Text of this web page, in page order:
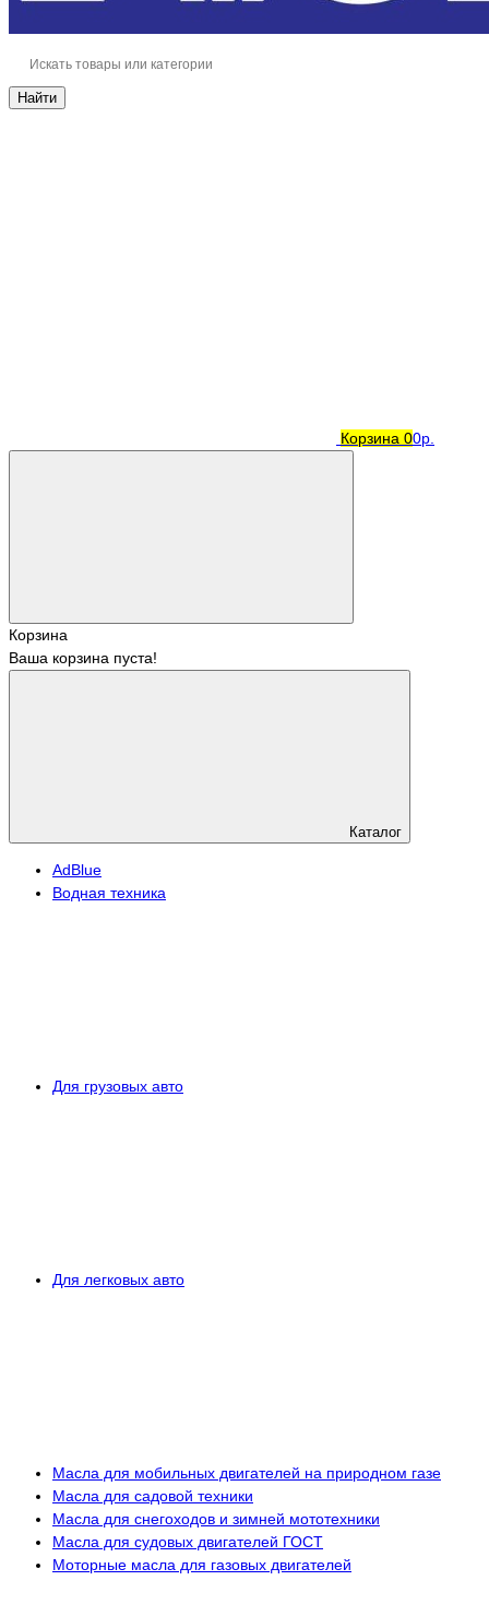
Найти
Корзина 00р.
Корзина
Ваша корзина пуста!
Каталог
АdBlue
Водная техника
Для грузовых авто
Для легковых авто
Масла для мобильных двигателей на природном газе
Масла для садовой техники
Масла для снегоходов и зимней мототехники
Масла для судовых двигателей ГОСТ
Моторные масла для газовых двигателей